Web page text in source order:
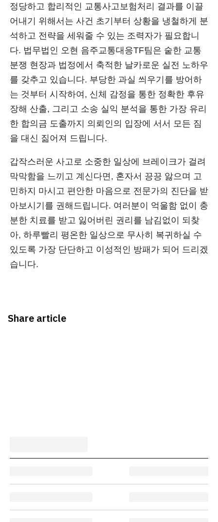
정당하고 합리적인 교통사고보험처리 결과를 이끌
어내기 위해서는 사건 초기부터 상황을 냉철하게 분
석하고 전략을 세워줄 수 있는 조력자가 필요합니
다. 법무법인 오현 음주교통대응TF팀은 숱한 교통
분쟁 현장과 법정에서 축적한 날카로운 실전 노하우
를 갖추고 있습니다. 부당한 과실 씌우기를 방어하
는 것부터 시작하여, 신체 감정을 통한 정확한 후유
장해 산출, 그리고 소송 실익 분석을 통한 가장 유리
한 합의금 도출까지 의뢰인의 입장에 서서 모든 짐
을 대신 짊어져 드립니다.
갑작스러운 사고로 소중한 일상에 브레이크가 걸려
막막함을 느끼고 계신다면, 혼자서 끙끙 앓으며 고
민하지 마시고 편안한 마음으로 전문가의 진단을 받
아보시기를 권해드립니다. 여러분이 억울함 없이 충
분한 치료를 받고 잃어버린 권리를 남김없이 되찾
아, 하루빨리 평온한 일상으로 무사히 복귀하실 수
있도록 가장 단단하고 이성적인 방패가 되어 드리겠
습니다.
Share article